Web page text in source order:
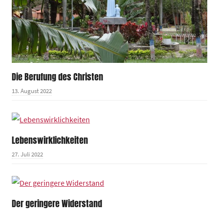
Die Berufung des Christen
13. August 2022
Lebenswirklichkeiten
27. Juli 2022
Der geringere Widerstand